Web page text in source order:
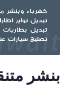
بنشر